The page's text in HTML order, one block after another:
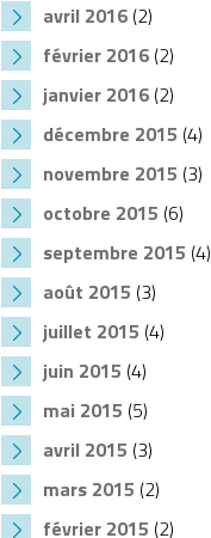
avril 2016(2)
février 2016(2)
janvier 2016(2)
décembre 2015 (4)
novembre 2015 (3)
octobre 2015 (6)
septembre 2015 (4)
août 2015 (3)
juillet 2015 (4)
juin 2015 (4)
mai 2015 (5)
avril 2015 (3)
mars 2015 (2)
février 2015 (2)